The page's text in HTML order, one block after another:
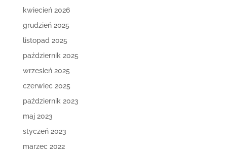
kwiecień 2026
grudzień 2025
listopad 2025
październik 2025
wrzesień 2025
czerwiec 2025
październik 2023
maj 2023
styczeń 2023
marzec 2022